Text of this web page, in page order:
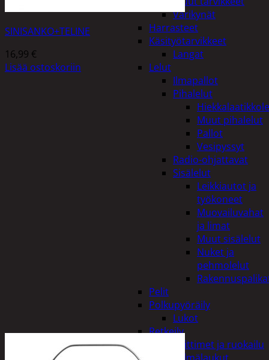
Värikynät
Harrasteet
Käsityötarvikkeet
Langat
Lelut
Ilmapallot
Pihalelut
Muut pihalelut
Pallot
Vesipyssyt
Radio-ohjattavat
Sisälelut
Leikkiautot ja
työkoneet
Muovailuvahat
ja limat
Muut sisälelut
Nuket ja
pehmolelut
Pelit
Polkupyöräily
Lukot
Retkeily
Keittimet ja ruokailu
SINISANKO+TELINE
16,99 €
Lisää ostoskoriin